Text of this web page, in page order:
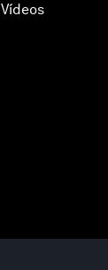
Vídeos